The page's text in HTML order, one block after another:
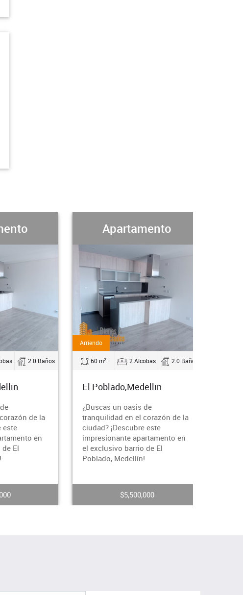
Apartamento
m2 2 Alcobas 2.0 Baños
un oasis de
en el corazón de la
¡Descubre este
apartamento en
barrio de El
Medellín!
Apartamento
129 m 3 Alcobas
El Poblado,Medellin
APARTAMENTO EN ARRIENDO
– EL POBLADO, LOMA DEL
CAMPESTREHermoso
apartamento de 129 m² ubicado
en una de las zonas más
exclusivas y tranquilas de El Po